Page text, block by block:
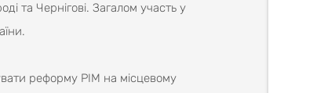
та Чернігові. Загалом участь у
реформу PIM на місцевому